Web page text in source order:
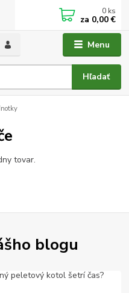
Menu
Hľadať
0 ks
za 0,00 €
tovar.
blogu